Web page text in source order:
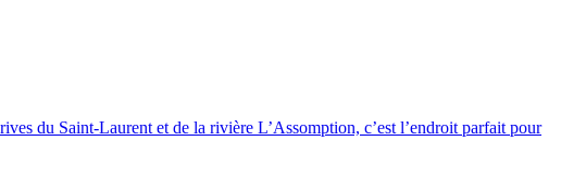
du Saint-Laurent et de la rivière L’Assomption, c’est l’endroit parfait pour